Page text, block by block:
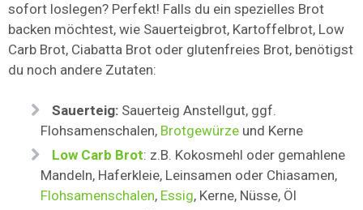
sofort loslegen? Perfekt! Falls du ein spezielles Brot
backen möchtest, wie Sauerteigbrot, Kartoffelbrot, Low
Carb Brot, Ciabatta Brot oder glutenfreies Brot, benötigst
du noch andere Zutaten:
Sauerteig: Sauerteig Anstellgut, ggf.
Flohsamenschalen, Brotgewürze und Kerne
Low Carb Brot: z.B. Kokosmehl oder gemahlene
Mandeln, Haferkleie, Leinsamen oder Chiasamen,
Flohsamenschalen, Essig, Kerne, Nüsse, Öl